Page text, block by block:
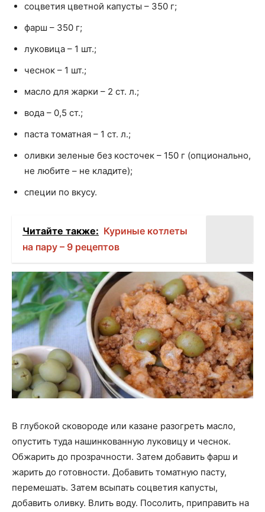
соцветия цветной капусты – 350 г;
фарш – 350 г;
луковица – 1 шт.;
чеснок – 1 шт.;
масло для жарки – 2 ст. л.;
вода – 0,5 ст.;
паста томатная – 1 ст. л.;
оливки зеленые без косточек – 150 г (опционально,
не любите – не кладите);
специи по вкусу.
Читайте также: Куриные котлеты
на пару – 9 рецептов
В глубокой сковороде или казане разогреть масло,
опустить туда нашинкованную луковицу и чеснок.
Обжарить до прозрачности. Затем добавить фарш и
жарить до готовности. Добавить томатную пасту,
перемешать. Затем всыпать соцветия капусты,
добавить оливку. Влить воду. Посолить, приправить на